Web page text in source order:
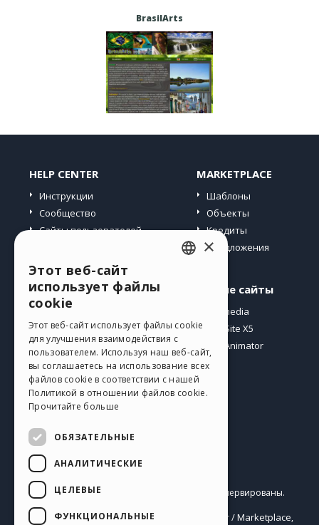
BrasilArts
HELP CENTER
Инструкции
Сообщество
Сайты пользователей
MARKETPLACE
Шаблоны
Объекты
Кредиты
Предложения
Профиль
Мои посты
Мои лицензии
Загрузить
Веб-хостинг
Мои кредиты
Другие сайты
Incomedia
WebSite X5
WebAnimator
Pусский
Copyright © 2026Incomedia s.r.l.
Все права зарезервированы.
P.IVA IT07514640015
Правила Использования WebSite X5:
Help Center / Marketplace,
GERMAN
SPANISH
PORTUGUESE
POLISH
×
Этот веб-сайт
использует файлы
cookie
Этот веб-сайт использует файлы cookie
для улучшения взаимодействия с
пользователем. Используя наш веб-сайт,
вы соглашаетесь на использование всех
файлов cookie в соответствии с нашей
Политикой в ​​отношении файлов cookie.
Прочитайте больше
ОБЯЗАТЕЛЬНЫЕ
АНАЛИТИЧЕСКИЕ
ЦЕЛЕВЫЕ
ФУНКЦИОНАЛЬНЫЕ